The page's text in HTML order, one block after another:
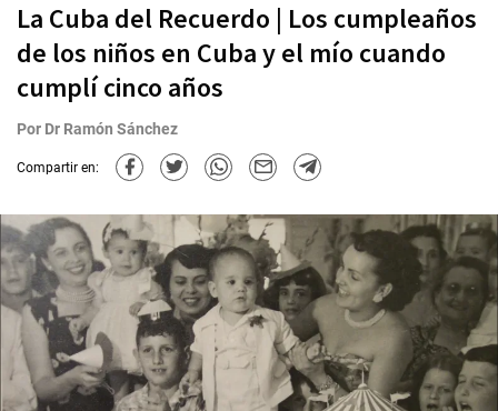
La Cuba del Recuerdo | Los cumpleaños
de los niños en Cuba y el mío cuando
cumplí cinco años
Por Dr Ramón Sánchez
Compartir en: